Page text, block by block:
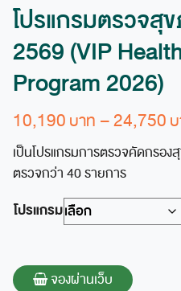
โปรแกรมตรวจสุ
2569 (VIP
Program 2026)
10,190 –24,750
เป็นโปรแกรมการตรวจคัดกรอ
ตรวจกว่า 40 รายการ
โปรแกรม
จองผ่านเว็บ